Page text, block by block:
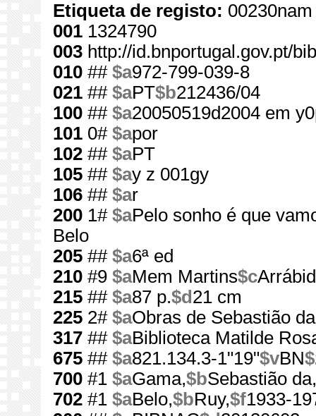
Etiqueta de registo:
001 1324790
003 http://id.bnportugal.gov.pt/
010 ## $a972-799-039-8
021 ## $aPT$b212436/04
100 ## $a20050519d2004 em
101 0# $apor
102 ## $aPT
105 ## $ay z 001gy
106 ## $ar
200 1# $aPelo sonho é que
Belo
205 ## $a6ª ed
210 #9 $aMem Martins$c
215 ## $a87 p.$d 21 cm
225 2# $aObras de Sebastião
317 ## $aBiblioteca Matilde
675 ## $a821.134.3-1"19"$vBN
700 #1 $aGama,$bSebastião da,
702 #1 $aBelo,$bRuy,$f1933-